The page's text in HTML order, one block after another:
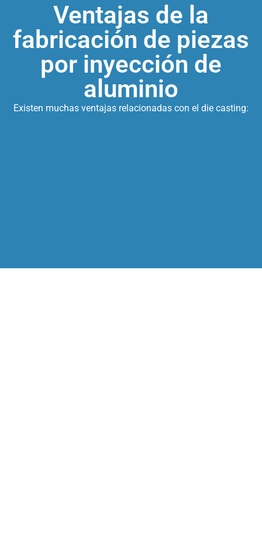
Ventajas de la
fabricación de piezas
por inyección de
aluminio
Existen muchas ventajas relacionadas con el die casting: